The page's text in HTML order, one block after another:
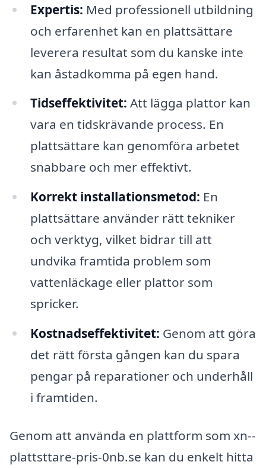
Expertis: Med professionell utbildning
och erfarenhet kan en plattsättare
leverera resultat som du kanske inte
kan åstadkomma på egen hand.
Tidseffektivitet: Att lägga plattor kan
vara en tidskrävande process. En
plattsättare kan genomföra arbetet
snabbare och mer effektivt.
Korrekt installationsmetod: En
plattsättare använder rätt tekniker
och verktyg, vilket bidrar till att
undvika framtida problem som
vattenläckage eller plattor som
spricker.
Kostnadseffektivitet: Genom att göra
det rätt första gången kan du spara
pengar på reparationer och underhåll
i framtiden.
Genom att använda en plattform som xn--
plattsttare-pris-0nb.se kan du enkelt hitta